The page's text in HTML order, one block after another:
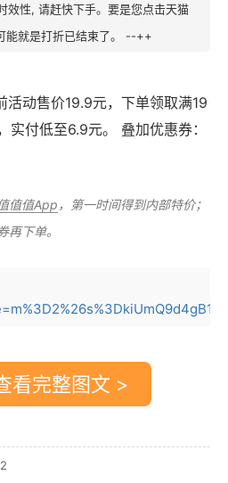
性, 请赶快下手。要是您点击天猫
能就是打折已结束了。 --++
活动售价19.9元，下单领取满19
实付低至6.9元。 叠加优惠券：
值值App ，第一时间得到内部特价；
再下单。
看完整图文 >